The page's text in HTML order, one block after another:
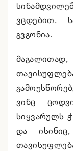
ვცდებით,
გვგონია.
ვინც
სიყვარულს
და